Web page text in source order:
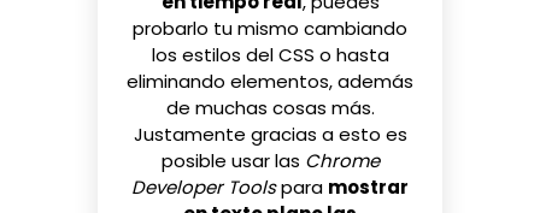
probarlo tu mismo cambiando
los estilos del CSS o hasta
eliminando elementos, además
de muchas cosas más.
Justamente gracias a esto es
posible usar las Chrome
Developer Toolspara mostrar